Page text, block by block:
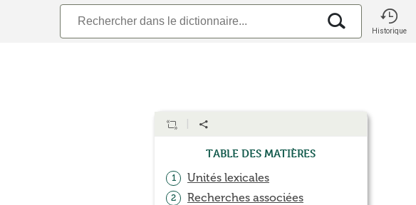
Historique
Table des matières
1 Unités lexicales
2 Recherches associées